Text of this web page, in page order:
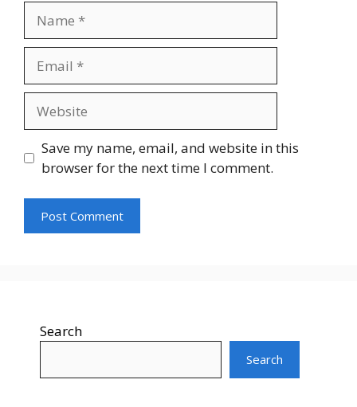
Save my name, email, and website in this
browser for the next time I comment.
Search
Search